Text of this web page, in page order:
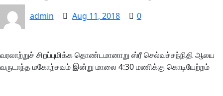
admin Aug 11, 2018 0
வரலாற்றுச் சிறப்புமிக்க தொண்டமானாறு ஸ்ரீ செல்வச்சந்நிதி ஆலய
வருடாந்த மகோற்சவம் இன்று மாலை 4:30 மணிக்கு கொடியேற்றம்